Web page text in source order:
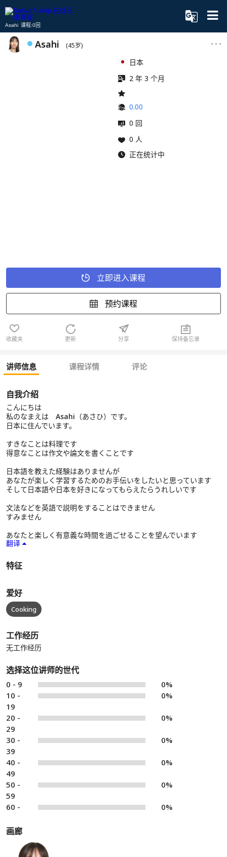
Asahi 课程:0回
Asahi (45岁)
日本
2 年 3 个月
0.00
0 回
0 人
正在统计中
立即进入课程
预约课程
收藏夹 更新 分享 保持备忘录
讲师信息 课程详情 评论
自我介绍
こんにちは
私のなまえは Asahi（あさひ）です。
日本に住んでいます。
すきなことは料理です
得意なことは作文や論文を書くことです
日本語を教えた経験はありませんが
あなたが楽しく学習するためのお手伝いをしたいと思っています
そして日本語や日本を好きになってもらえたらうれしいです
文法などを英語で説明をすることはできません
すみません
あなたと楽しく有意義な時間を過ごせることを望んでいます
翻译
特征
爱好
Cooking
工作经历
无工作经历
选择这位讲师的世代
0 - 9
0%
10 -
19
0%
20 -
29
0%
30 -
39
0%
40 -
49
0%
50 -
59
0%
60 - 0%
画廊